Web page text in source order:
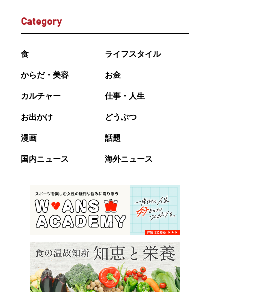
Category
食 ライフスタイル
からだ・美容 お金
カルチャー 仕事・人生
お出かけ どうぶつ
漫画 話題
国内ニュース 海外ニュース